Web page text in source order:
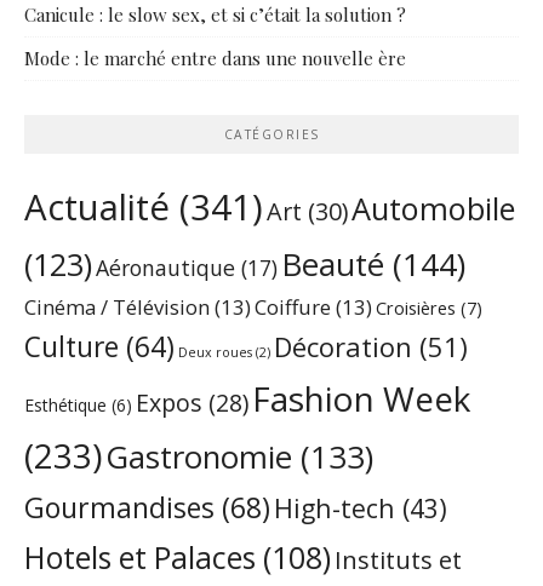
Canicule : le slow sex, et si c’était la solution ?
Mode : le marché entre dans une nouvelle ère
CATÉGORIES
Actualité (341)Art (30)Automobile
(123)Aéronautique (17) Beauté (144)
Cinéma / Télévision(13)Coiffure(13) Croisières (7)
Culture (64) Deux roues (2) Décoration (51)
Esthétique (6) Expos (28) Fashion Week
(233)Gastronomie (133)
Gourmandises (68) High-tech (43)
Hotels et Palaces (108) Instituts et